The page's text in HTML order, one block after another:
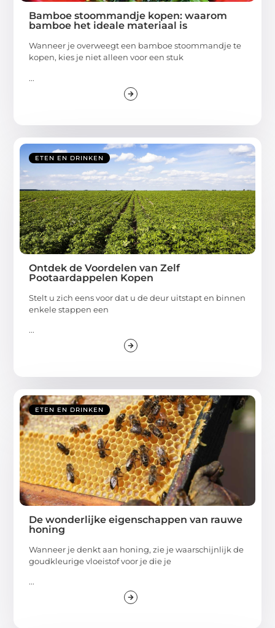
Bamboe stoommandje kopen: waarom
bamboe het ideale materiaal is
Wanneer je overweegt een bamboe stoommandje te
kopen, kies je niet alleen voor een stuk
...
ETEN EN DRINKEN
Ontdek de Voordelen van Zelf
Pootaardappelen Kopen
Stelt u zich eens voor dat u de deur uitstapt en binnen
enkele stappen een
...
ETEN EN DRINKEN
De wonderlijke eigenschappen van rauwe
honing
Wanneer je denkt aan honing, zie je waarschijnlijk de
goudkleurige vloeistof voor je die je
...